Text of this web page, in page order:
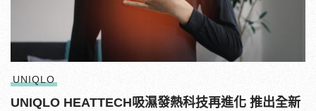
UNIQLO
UNIQLO HEATTECH吸濕發熱科技再進化 推出全新